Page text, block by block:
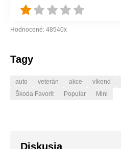
Hodnocené: 48540x
Tagy
auto veterán akce víkend
Škoda Favorit
Popular Mini
Diskusia